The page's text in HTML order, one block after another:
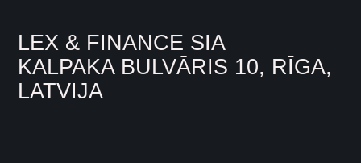
LEX & FINANCE SIA
KALPAKA BULVĀRIS 10, RĪGA,
LATVIJA